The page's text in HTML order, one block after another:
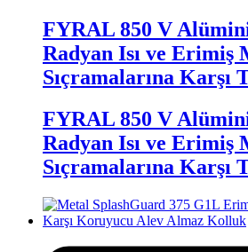
FYRAL 850 V
Radyan Isı ve Erimiş
Sıçramalarına Karşı
FYRAL 850 V
Radyan Isı ve Erimiş
Sıçramalarına Karşı